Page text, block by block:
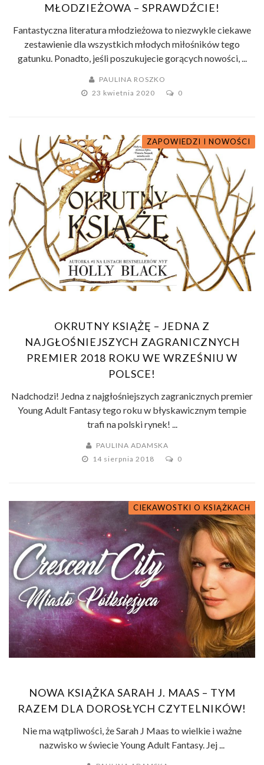
MŁODZIEŻOWA – SPRAWDŹCIE!
Fantastyczna literatura młodzieżowa to niezwykle ciekawe
zestawienie dla wszystkich młodych miłośników tego
gatunku. Ponadto, jeśli poszukujecie gorących nowości, ...
PAULINA ROSZKO
23 kwietnia 2020
0
ZAPOWIEDZI I NOWOŚCI
OKRUTNY KSIĄŻĘ – JEDNA Z
NAJGŁOŚNIEJSZYCH ZAGRANICZNYCH
PREMIER 2018 ROKU WE WRZEŚNIU W
POLSCE!
Nadchodzi! Jedna z najgłośniejszych zagranicznych premier
Young Adult Fantasy tego roku w błyskawicznym tempie
trafi na polski rynek! ...
PAULINA ADAMSKA
14 sierpnia 2018
0
CIEKAWOSTKI O KSIĄŻKACH
NOWA KSIĄŻKA SARAH J. MAAS – TYM
RAZEM DLA DOROSŁYCH CZYTELNIKÓW!
Nie ma wątpliwości, że Sarah J Maas to wielkie i ważne
nazwisko w świecie Young Adult Fantasy. Jej ...